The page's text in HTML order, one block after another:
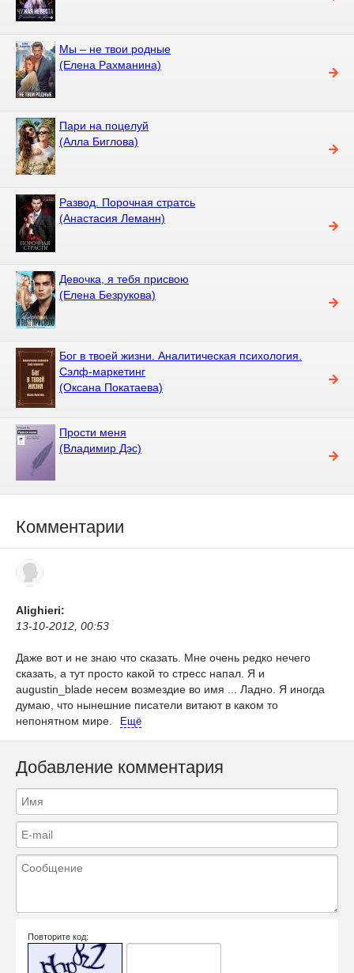
Мы – не твои родные
(Елена Рахманина)
Пари на поцелуй
(Алла Биглова)
Развод. Порочная стратсь
(Анастасия Леманн)
Девочка, я тебя присвою
(Елена Безрукова)
Бог в твоей жизни. Аналитическая психология.
Сэлф-маркетинг
(Оксана Покатаева)
Прости меня
(Владимир Дэс)
Комментарии
Alighieri:
13-10-2012, 00:53
​Даже вот и не знаю что сказать. Мне очень редко нечего
сказать, а тут просто какой то стресс напал. Я и
augustin_blade несем возмездие во имя ... Ладно. Я иногда
думаю, что нынешние писатели витают в каком то
непонятном мире.
Ещё
Добавление комментария
Повторите код: